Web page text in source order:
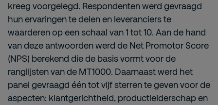
kreeg voorgelegd. Respondenten werd gevraagd
hun ervaringen te delen en leveranciers te
waarderen op een schaal van 1 tot 10. Aan de hand
van deze antwoorden werd de Net Promotor Score
(NPS) berekend die de basis vormt voor de
ranglijsten van de MT1000. Daarnaast werd het
panel gevraagd één tot vijf sterren te geven voor de
aspecten: klantgerichtheid, productleiderschap en